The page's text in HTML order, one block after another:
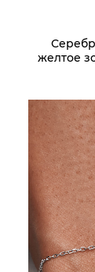
желтое